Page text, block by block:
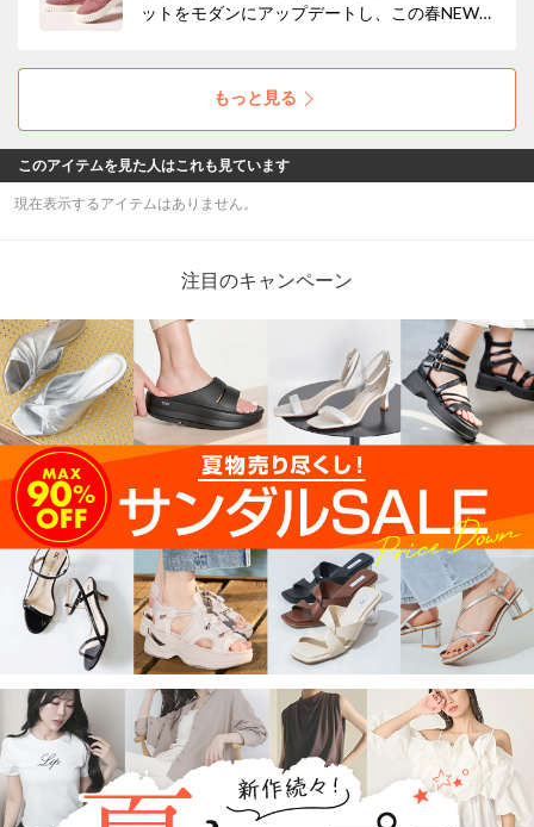
ットをモダンにアップデートし、この春NEW
量の厚底ソールで気分もUP！
もっと見る
このアイテムを見た人はこれも見ています
現在表示するアイテムはありません。
注目のキャンペーン